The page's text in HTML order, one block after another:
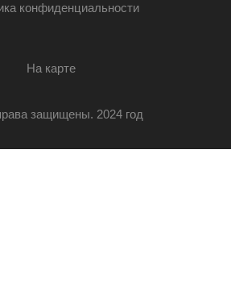
конфиденциальности
На карте
защищены. 2024 год